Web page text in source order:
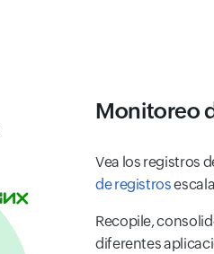
Monitoreo
Vea los registros
de registros
Recopile,
diferentes